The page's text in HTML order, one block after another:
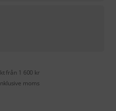
från 1 600 kr
moms